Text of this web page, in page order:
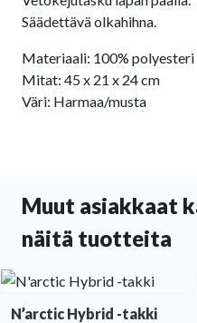
Säädettävä olkahihna.
Materiaali: 100% polyesteri
Mitat: 45 x 21 x 24 cm
Väri: Harmaa/musta
Muut asiakkaat
näitä tuotteita
N’arctic Hybrid -takki